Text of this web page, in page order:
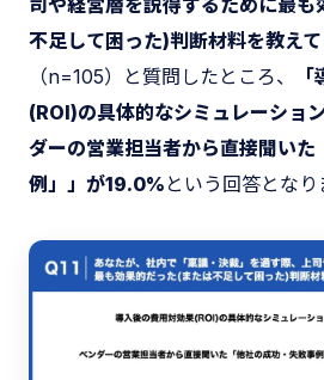
不足して困った)判断材料を教えて
（n=105）と質問したところ、
(ROI)の具体的なシミュレーショ
ダーの営業担当者から直接聞いた
例」」が19.0% という回答となり